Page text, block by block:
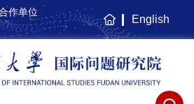
作单位
主
页
English